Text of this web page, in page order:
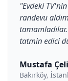
"Evdeki
randevu
tatmin edici
Mustafa
Bakırköy,